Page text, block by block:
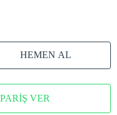
HEMEN AL
VER